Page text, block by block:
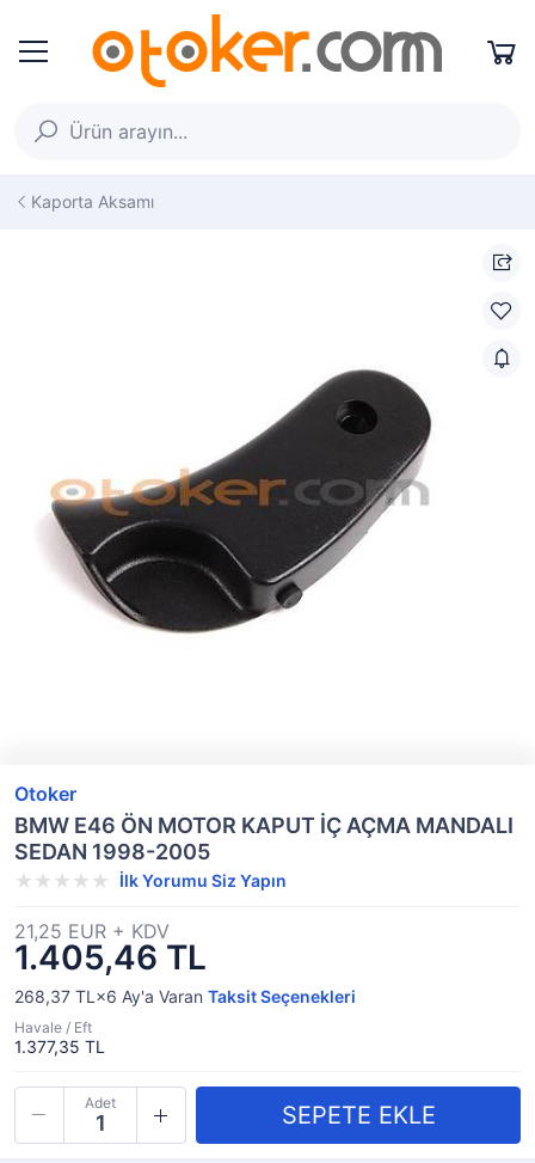
Kaporta Aksamı
Otoker
BMW E46 ÖN MOTOR KAPUT İÇ AÇMA MANDALI
SEDAN 1998-2005
İlk Yorumu Siz Yapın
1.405,46 TL
21,25 EUR + KDV
268,37 TL×6 Ay'a Varan Taksit Seçenekleri
Havale / Eft
1.377,35 TL
Adet